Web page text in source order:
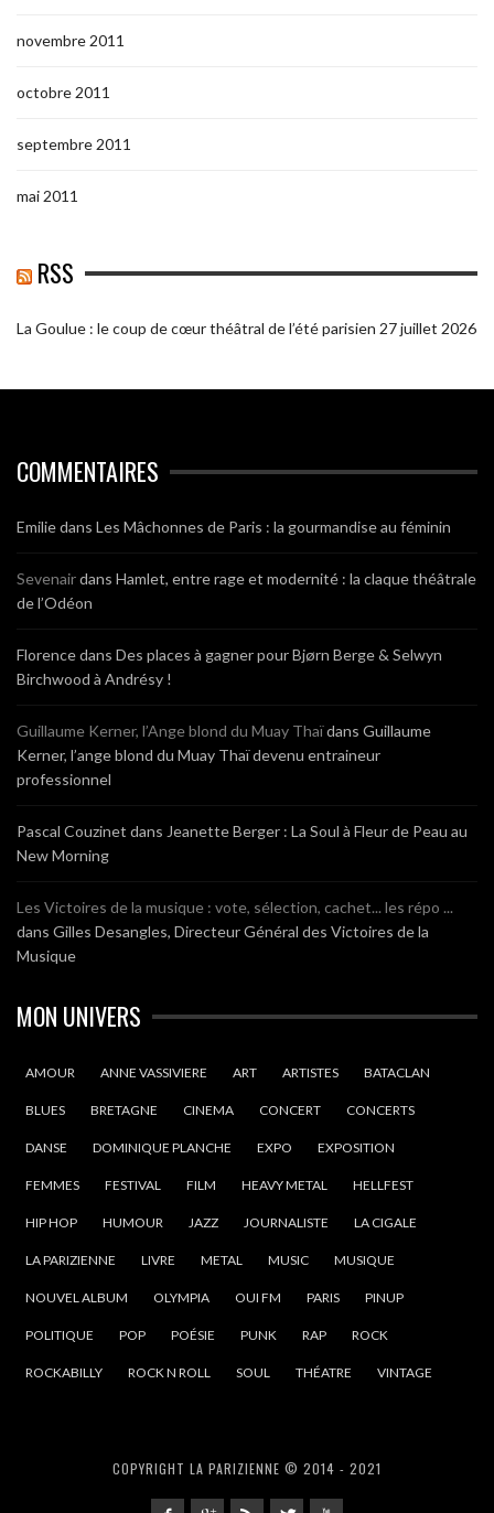
novembre 2011
octobre 2011
septembre 2011
mai 2011
RSS
La Goulue : le coup de cœur théâtral de l’été parisien 27 juillet 2026
COMMENTAIRES
Emiliedans Les Mâchonnes de Paris : la gourmandise au féminin
Sevenairdans Hamlet, entre rage et modernité : la claque théâtrale
de l’Odéon
Florencedans Des places à gagner pour Bjørn Berge & Selwyn
Birchwood à Andrésy !
Guillaume Kerner, l’Ange blond du Muay Thaïdans Guillaume
Kerner, l’ange blond du Muay Thaï devenu entraineur
professionnel
Pascal Couzinet dans Jeanette Berger : La Soul à Fleur de Peau au
New Morning
Les Victoires de la musique : vote, sélection, cachet... les répo ...
dans Gilles Desangles, Directeur Général des Victoires de la
Musique
MON UNIVERS
AMOUR ANNE VASSIVIERE ART ARTISTES BATACLAN
BLUES BRETAGNE CINEMA CONCERT CONCERTS
DANSE DOMINIQUE PLANCHE EXPO EXPOSITION
FEMMES FESTIVAL FILM HEAVY METAL HELLFEST
HIP HOP HUMOUR JAZZ JOURNALISTE LA CIGALE
LA PARIZIENNE LIVRE METAL MUSIC MUSIQUE
NOUVEL ALBUM OLYMPIA OUI FM PARIS PINUP
POLITIQUE POP POÉSIE PUNK RAP ROCK
ROCKABILLY ROCK N ROLL SOUL THÉATRE VINTAGE
COPYRIGHT LA PARIZIENNE © 2014 - 2021